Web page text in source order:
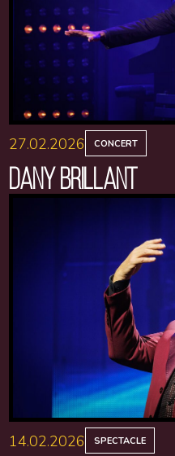
27.02.2026 CONCERT
DANY BRILLANT
14.02.2026 SPECTACLE